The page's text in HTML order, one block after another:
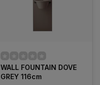
WALL FOUNTAIN DOVE
GREY 116cm